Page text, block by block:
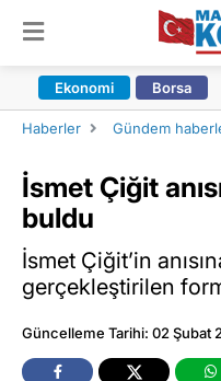
Ekonomi Borsa
Haberler Gündem
İsmet Çiğit
buldu
İsmet Çiğit’in
gerçekleştirilen
Güncelleme Tarihi: 02 Şubat